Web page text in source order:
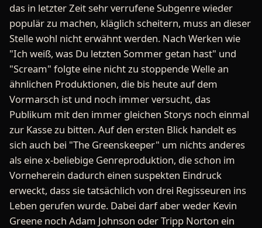
das in letzter Zeit sehr verrufene Subgenre wieder
populär zu machen, kläglich scheitern, muss an dieser
Stelle wohl nicht erwähnt werden. Nach Werken wie
"Ich weiß, was Du letzten Sommer getan hast" und
"Scream" folgte eine nicht zu stoppende Welle an
ähnlichen Produktionen, die bis heute auf dem
Vormarsch ist und noch immer versucht, das
Publikum mit den immer gleichen Storys noch einmal
zur Kasse zu bitten. Auf den ersten Blick handelt es
sich auch bei "The Greenskeeper" um nichts anderes
als eine x-beliebige Genreproduktion, die schon im
Vorneherein dadurch einen suspekten Eindruck
erweckt, dass sie tatsächlich von drei Regisseuren ins
Leben gerufen wurde. Dabei darf aber weder Kevin
Greene noch Adam Johnson oder Tripp Norton ein